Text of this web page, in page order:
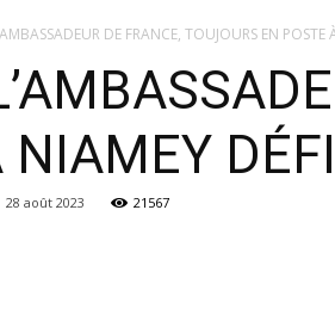
DE FRANCE, TOUJOURS EN POSTE
NIAMEY
28 août 2023 21567